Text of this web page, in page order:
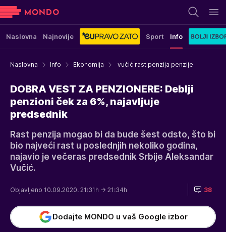
Naslovna Najnovije Sport Info
Naslovna Info Ekonomija vučić rast penzija penzije
DOBRA VEST ZA PENZIONERE: Deblji
penzioni ček za 6%, najavljuje
predsednik
Rast penzija mogao bi da bude šest odsto, što bi
bio najveći rast u poslednjih nekoliko godina,
najavio je večeras predsednik Srbije Aleksandar
Vučić.
Objavljeno 10.09.2020. 21:31h → 21:34h 38
Dodajte MONDO u vaš Google izbor